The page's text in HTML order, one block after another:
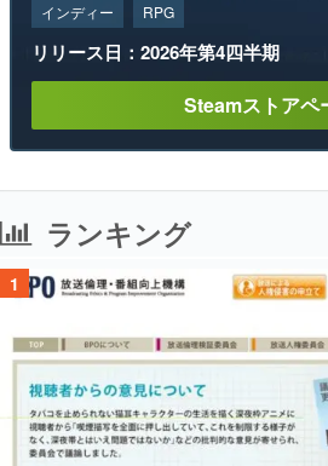
インディー RPG
リリース日：2026年第4四半期
Steamストアペ
ランキング
1